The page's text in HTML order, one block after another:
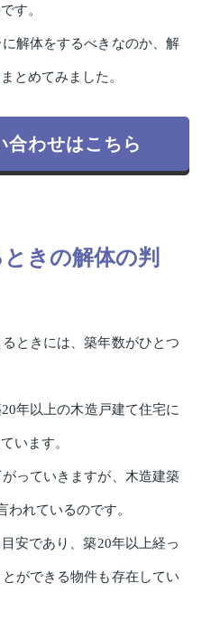
す。
解体をするべきなのか、解
とめてみました。
合わせはこちら
きの解体の判
ときには、築年数がひとつ
年以上の木造戸建て住宅に
います。
っていきますが、木造建築
われているのです。
安であり、築20年以上経っ
ができる物件も存在してい